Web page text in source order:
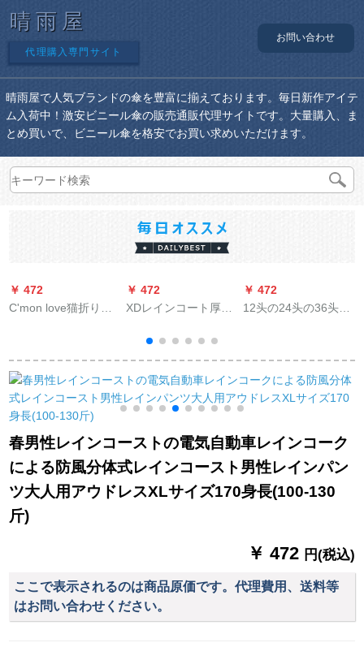
晴雨屋
代理購入専門サイト
お問い合わせ
晴雨屋で人気ブランドの傘を豊富に揃えております。毎日新作アイテ
ム入荷中！激安ビニール傘の販売通販代理サイトです。大量購入、ま
とめ買いで、ビニール傘を格安でお買い求めいただけます。
￥ 472
C'mon love猫折りた
ルポケト傘黒ゴム晴
雨兼用傘折りたたみ
たみみ超軽い8骨折り
折りたたみ傘白タス
￥ 472
XDレインコート厚い
て、大人のアウドア
男女のカープが単で
歩く电気自动车バイ
クのセパレート
￥ 472
12头の24头の36头の
す。ビネットのロビ
に伞を置いていま
す。
春男性レインコーストの電気自動車レインコーク
による防風分体式レインコースト男性レインパン
ツ大人用アウドレスXLサイズ170身長(100-130
斤)
￥ 472 円(税込)
ここで表示されるのは商品原価です。代理費用、送料等
はお問い合わせください。